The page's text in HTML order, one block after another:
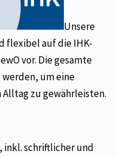
Unsere
flexibel auf die IHK-
vor. Die gesamte
um eine
zu gewährleisten.
inkl. schriftlicher und